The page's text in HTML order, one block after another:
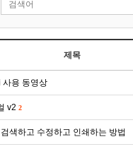
제목
사용 동영상
v2 2
색하고 수정하고 인쇄하는 방법